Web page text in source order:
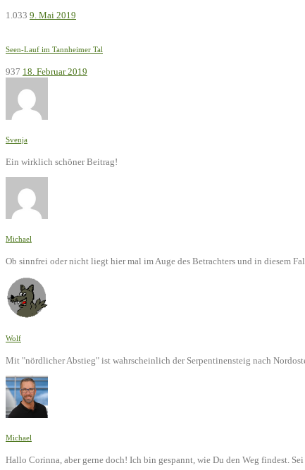
1.033 9. Mai 2019
Seen-Lauf im Tannheimer Tal
937 18. Februar 2019
Svenja
Ein wirklich schöner Beitrag!
Michael
Ob sinnfrei oder nicht liegt hier mal im Auge des Betrachters und in diesem
Wolf
Mit "nördlicher Abstieg" ist wahrscheinlich der Serpentinensteig nach
Michael
Hallo Corinna, aber gerne doch! Ich bin gespannt, wie Du den Weg findest.